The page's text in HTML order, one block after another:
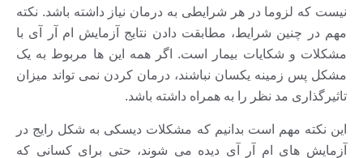
نیست که لزوما در هر شرایطی به درمان نیاز داشته باشد. نکته
مهم در چنین شرایط، مطابقت دادن نتایج آزمایش ام آر آی با
مشکلات و شکایات بیمار است. اگر همه این ها مربوط به یک
مشکل پس زمینه یکسان نباشند، درمان کردن نمی تواند میزان
تاثیرگذاری مد نظر را به همراه داشته باشد.
این نکته مهم است بدانیم که مشکلات دیسکی به شکل رایج در
آزمایش های ام آر آی دیده می شوند، حتی برای کسانی که